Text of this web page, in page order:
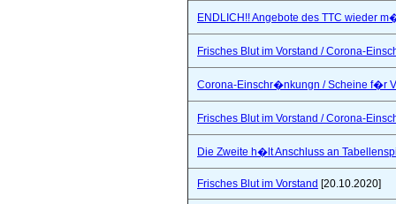
ENDLICH!! Angebote des TTC wieder
Frisches Blut im Vorstand / Corona-
Corona-Einschr�nkungn / Scheine f�r
Frisches Blut im Vorstand / Corona-
Die Zweite h�lt Anschluss an
Frisches Blut im Vorstand [20.10.2020]